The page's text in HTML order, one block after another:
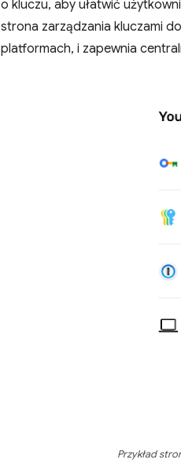
o kluczu, aby ułatwić
strona zarządzania kluczami
platformach, i zapewnia
Przykład